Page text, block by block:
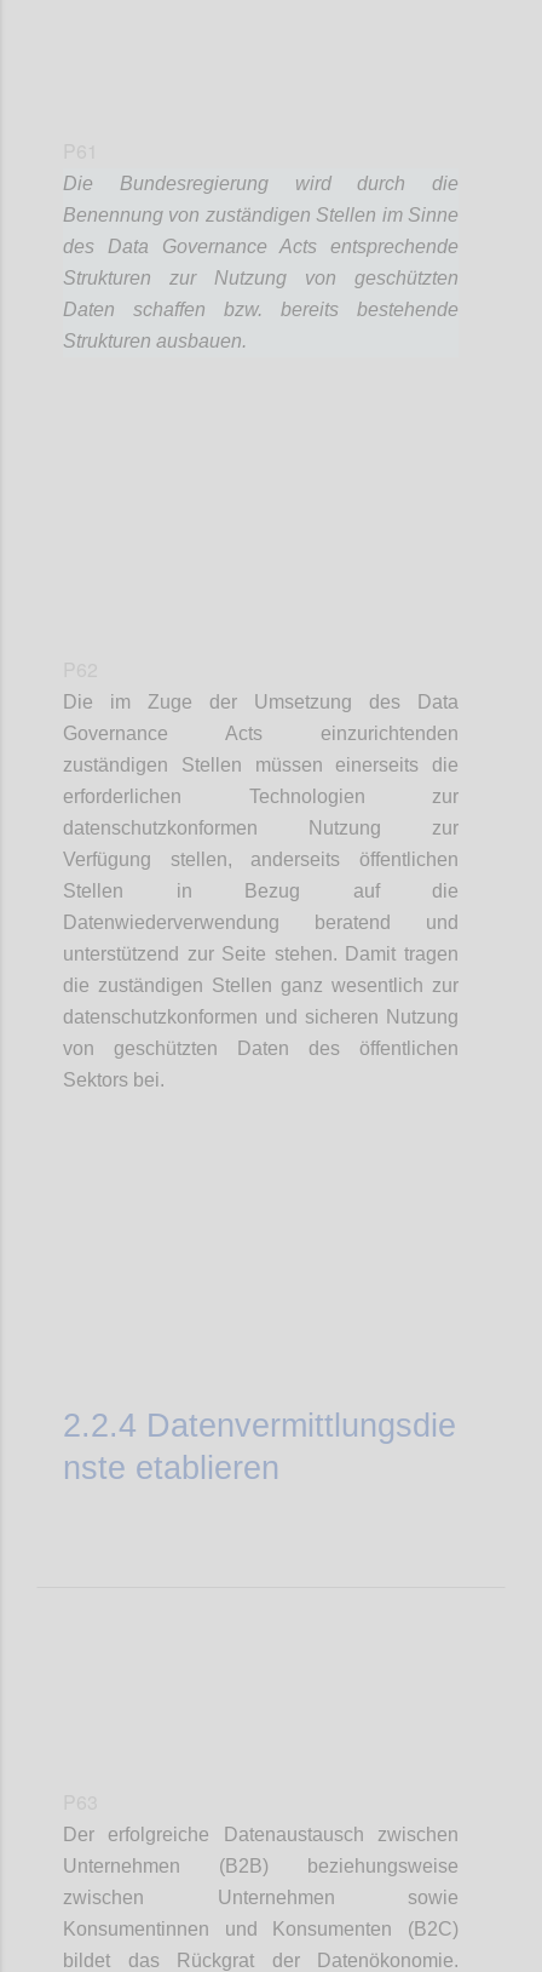
Die Bundesregierung wird durch die
Benennung von zuständigen Stellen im Sinne
des Data Governance Acts entsprechende
Strukturen zur Nutzung von geschützten
Daten schaffen bzw. bereits bestehende
Strukturen ausbauen.
Die im Zuge der Umsetzung des Data
Governance Acts einzurichtenden
zuständigen Stellen müssen einerseits die
erforderlichen Technologien zur
datenschutzkonformen Nutzung zur
Verfügung stellen, anderseits öffentlichen
Stellen in Bezug auf die
Datenwiederverwendung beratend und
unterstützend zur Seite stehen. Damit tragen
die zuständigen Stellen ganz wesentlich zur
datenschutzkonformen und sicheren Nutzung
von geschützten Daten des öffentlichen
Sektors bei.
2.2.4 Datenvermittlungsdie
nste etablieren
Der erfolgreiche Datenaustausch zwischen
Unternehmen (B2B) beziehungsweise
zwischen Unternehmen sowie
Konsumentinnen und Konsumenten (B2C)
bildet das Rückgrat der Datenökonomie.